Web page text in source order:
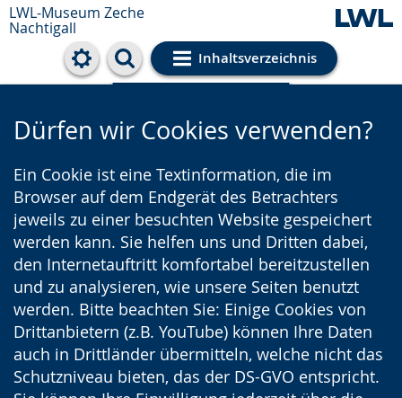
LWL-Museum Zeche
Nachtigall
Inhaltsverzeichnis
Cookie-Einstellungen
Dürfen wir Cookies verwenden?
Ein Cookie ist eine Textinformation, die im
Browser auf dem Endgerät des Betrachters
jeweils zu einer besuchten Website gespeichert
werden kann. Sie helfen uns und Dritten dabei,
den Internetauftritt komfortabel bereitzustellen
und zu analysieren, wie unsere Seiten benutzt
werden. Bitte beachten Sie: Einige Cookies von
Drittanbietern (z.B. YouTube) können Ihre Daten
auch in Drittländer übermitteln, welche nicht das
Schutzniveau bieten, das der DS-GVO entspricht.